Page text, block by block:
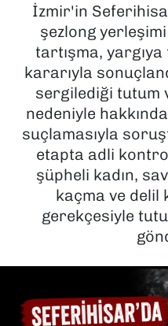
İzmir'in
şezlong
tartışma,
kararıyla
sergilediği tutum
nedeniyle
suçlamasıyla
etapta adli
şüpheli kadın,
kaçma ve
gerekçesiyle
MAGAZİN
POLİTİKA
SAĞLIK
SPOR
TEKNOLOJİ
YAŞAM
Haber Arşivi